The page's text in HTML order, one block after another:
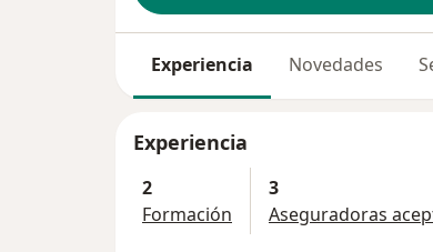
Experiencia Novedades
Experiencia
2
Formación
3
Aseguradoras